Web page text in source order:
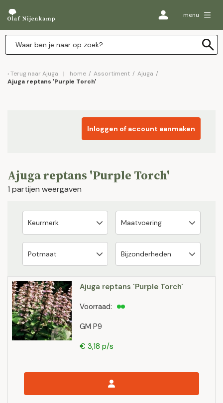
menu
Terug naar Ajuga home / Assortiment / Ajuga /
Ajuga reptans 'Purple Torch'
Inloggen of account aanmaken
Ajuga reptans 'Purple Torch'
1 partijen weergaven
Ajuga reptans 'Purple Torch'
GM P9
Voorraad:
€ 3,18 p/s